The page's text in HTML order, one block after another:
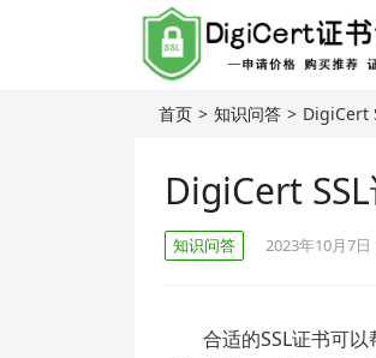
首页 > 知识问答 > DigiCert
DigiCert
知识问答 2023年10月7日
合适的SSL证书可